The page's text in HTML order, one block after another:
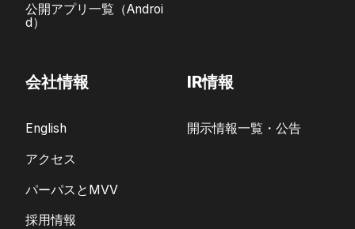
公開アプリ一覧（Androi
d）
会社情報
English
アクセス
パーパスとMVV
採用情報
IR情報
開示情報一覧・公告